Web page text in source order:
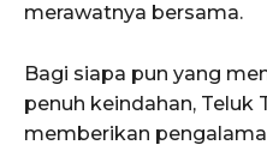
merawatnya bersama.
Bagi siapa pun yang
penuh keindahan, Teluk
memberikan